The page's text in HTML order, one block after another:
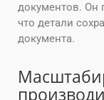
документов. Он
что детали
документа.